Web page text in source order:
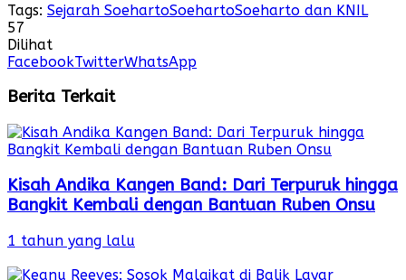
Tags: Sejarah SoehartoSoehartoSoeharto dan KNIL
57
Dilihat
FacebookTwitterWhatsApp
Berita Terkait
Kisah Andika Kangen Band: Dari Terpuruk hingga
Bangkit Kembali dengan Bantuan Ruben Onsu
1 tahun yang lalu